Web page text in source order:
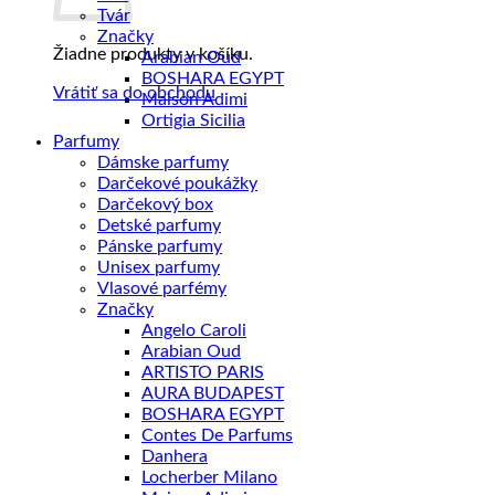
Žiadne produkty v košíku.
Vrátiť sa do obchodu
Tvár
Značky
Arabian Oud
BOSHARA EGYPT
Maison Adimi
Ortigia Sicilia
Parfumy
Dámske parfumy
Darčekové poukážky
Darčekový box
Detské parfumy
Pánske parfumy
Unisex parfumy
Vlasové parfémy
Značky
Angelo Caroli
Arabian Oud
ARTISTO PARIS
AURA BUDAPEST
BOSHARA EGYPT
Contes De Parfums
Danhera
Locherber Milano